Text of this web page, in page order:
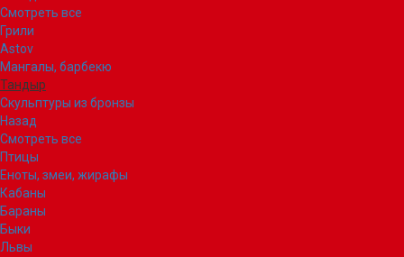
Смотреть все
Грили
Astov
Мангалы, барбекю
Тандыр
Скульптуры из бронзы
Назад
Смотреть все
Птицы
Еноты, змеи, жирафы
Кабаны
Бараны
Быки
Львы